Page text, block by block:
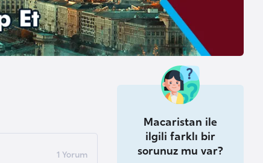
Macaristan ile
ilgili farklı bir
sorunuz mu var?